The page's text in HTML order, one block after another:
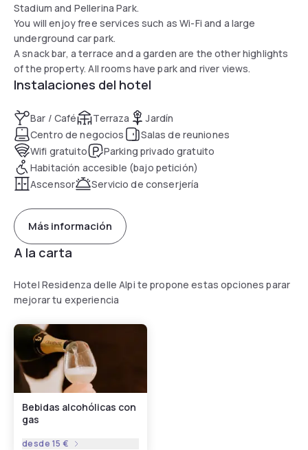
Stadium and Pellerina Park.
You will enjoy free services such as Wi-Fi and a large
underground car park.
A snack bar, a terrace and a garden are the other highlights
of the property. All rooms have park and river views.
Instalaciones del hotel
Bar / Café Terraza
Jardín
Centro de negocios
Salas de reuniones
Wifi gratuito
Parking privado gratuito
Habitación accesible (bajo petición)
Ascensor
Servicio de conserjería
Más información
A la carta
Hotel Residenza delle Alpi te propone estas opciones parar
mejorar tu experiencia
Bebidas alcohólicas con
gas
desde 15 €